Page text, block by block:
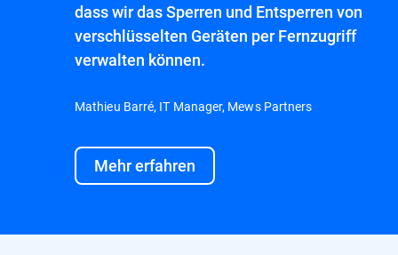
dass wir das Sperren und Entsperren von
verschlüsselten Geräten per Fernzugriff
verwalten können.
Mathieu Barré, IT Manager, Mews Partners
Mehr erfahren